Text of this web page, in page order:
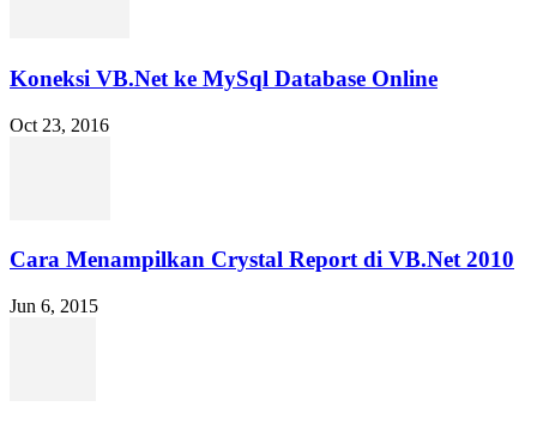
Koneksi VB.Net ke MySql Database Online
Oct 23, 2016
Cara Menampilkan Crystal Report di VB.Net 2010
Jun 6, 2015